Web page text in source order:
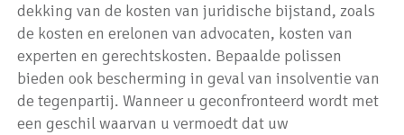
dekking van de kosten van juridische bijstand, zoals
de kosten en erelonen van advocaten, kosten van
experten en gerechtskosten. Bepaalde polissen
bieden ook bescherming in geval van insolventie van
de tegenpartij. Wanneer u geconfronteerd wordt met
een geschil waarvan u vermoedt dat uw